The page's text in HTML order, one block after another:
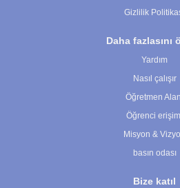
Gizlilik
Daha fazlasını
Yardım
Nasıl çalışır
Öğretmen
Öğrenci
Misyon &
basın odası
Bize katıl